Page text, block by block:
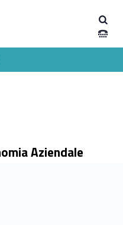
Aziendale
secondario